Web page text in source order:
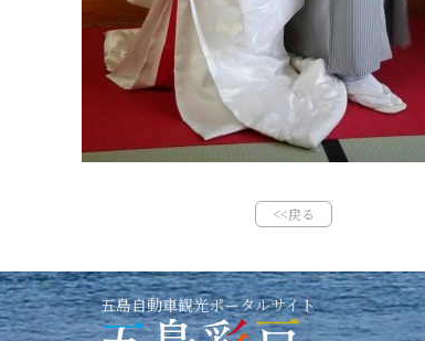
<<戻る
五島自動車観光ポータルサイト